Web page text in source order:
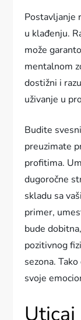
Postavljanje
u klađenju.
može
mentalnom
dostižni i
uživanje u
Budite
preuzimate
profitima.
dugoročne
skladu sa
primer,
bude
pozitivnog
sezona.
svoje
Uticaj